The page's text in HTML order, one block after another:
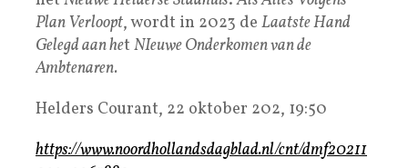
Plan Verloopt, wordt in 2023 de Laatste Hand
Gelegd aan het NIeuwe Onderkomen van de
Ambtenaren.
Helders Courant, 22 oktober 202, 19:50
https://www.noordhollandsdagblad.nl/cnt/dmf20211